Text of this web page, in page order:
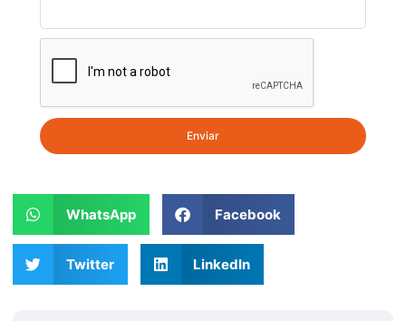
Enviar
WhatsApp Facebook
Twitter LinkedIn